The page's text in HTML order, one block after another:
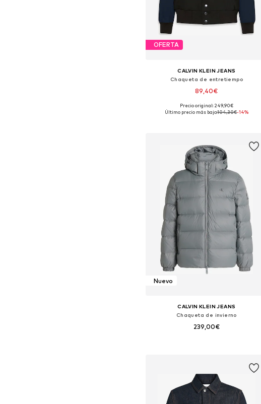
OFERTA
CALVIN KLEIN JEANS
Chaqueta de entretiempo
89,40€
Tallas disponibles: S, M, L, XL
Precio original: 249,90€
Último precio más bajo:104,30€-14%
Nuevo
CALVIN KLEIN JEANS
Chaqueta de invierno
239,00€